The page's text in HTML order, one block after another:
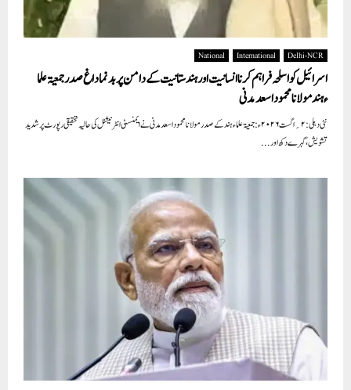
Delhi-NCR
International
National
اسرائیل کو اسلحہ فراہم کرنا انسانیت اور ہندستانیت کے دامن پر بدنما داغ صدر جمعیۃ علما
ءہند مولانا محمود اسعد مدنی
نئی دہلی:۲؍ اگست ۲۰۲۶ء:جمعیۃ علماء ہند کے صدر مولانا محمود اسعد مدنی نے ایمنسٹی انٹرنیشنل کی حالیہ تحقیقی رپورٹ پر شدید
تشویش، گہرے دکھ اور...